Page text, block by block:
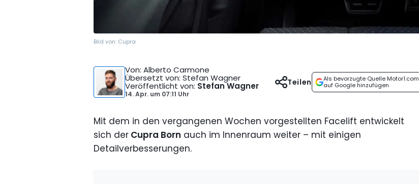
Bild von: Cupra
Von: Alberto Carmone
Übersetzt von: Stefan Wagner
Veröffentlicht von: Stefan Wagner
14. Apr. um 07:11 Uhr
Als bevorzugte Quelle Motor1.com
auf Google hinzufügen
Teilen
Mit dem in den vergangenen Wochen vorgestellten Facelift entwickelt
sich der Cupra Born auch im Innenraum weiter – mit einigen
Detailverbesserungen.